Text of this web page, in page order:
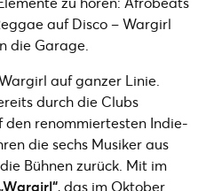
auf Disco – Wargirl
die Garage.
auf ganzer Linie.
durch die Clubs
renommiertesten Indie-
die sechs Musiker aus
Bühnen zurück. Mit im
, das im Oktober